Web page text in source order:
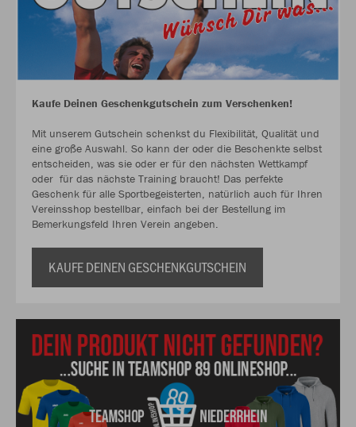
Kaufe Deinen Geschenkgutschein zum Verschenken!
Mit unserem Gutschein schenkst du Flexibilität, Qualität und
eine große Auswahl. So kann der oder die Beschenkte selbst
entscheiden, was sie oder er für den nächsten Wettkampf
oder für das nächste Training braucht! Das perfekte
Geschenk für alle Sportbegeisterten, natürlich auch für Ihren
Vereinsshop bestellbar, einfach bei der Bestellung im
Bemerkungsfeld Ihren Verein angeben.
KAUFE DEINEN GESCHENKGUTSCHEIN